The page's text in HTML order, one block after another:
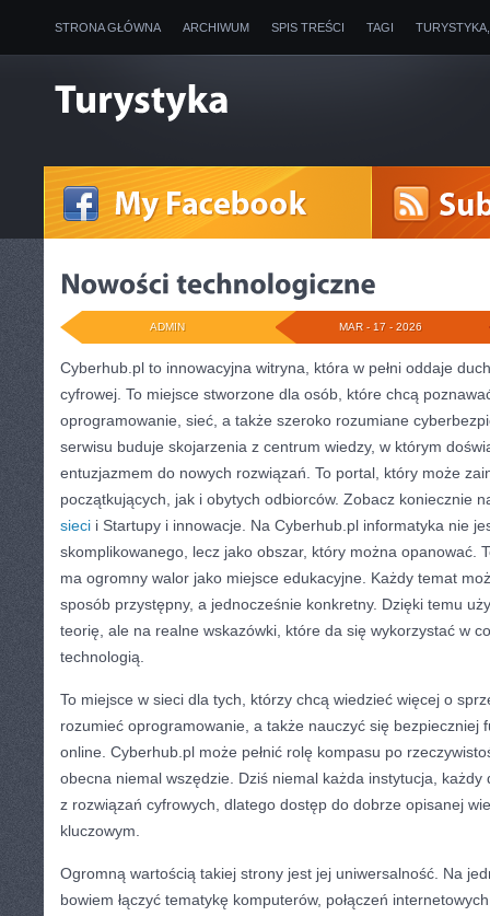
STRONA GŁÓWNA ARCHIWUM SPIS TREŚCI TAGI
MAR - 17 - 2026
ADMIN
Cyberhub.pl to innowacyjna witryna, która w pełni oddaje
cyfrowej. To miejsce stworzone dla osób, które chcą
oprogramowanie, sieć, a także szeroko rozumiane
serwisu buduje skojarzenia z centrum wiedzy, w którym
entuzjazmem do nowych rozwiązań. To portal, który może
początkujących, jak i obytych odbiorców. Zobacz koniecznie
sieci i Startupy i innowacje. Na Cyberhub.pl informatyka nie
skomplikowanego, lecz jako obszar, który można opanować.
ma ogromny walor jako miejsce edukacyjne. Każdy temat
sposób przystępny, a jednocześnie konkretny. Dzięki temu
teorię, ale na realne wskazówki, które da się wykorzystać w
technologią.
To miejsce w sieci dla tych, którzy chcą wiedzieć więcej o
rozumieć oprogramowanie, a także nauczyć się bezpieczniej
online. Cyberhub.pl może pełnić rolę kompasu po
obecna niemal wszędzie. Dziś niemal każda instytucja,
z rozwiązań cyfrowych, dlatego dostęp do dobrze opisanej
kluczowym.
Ogromną wartością takiej strony jest jej uniwersalność. Na
bowiem łączyć tematykę komputerów, połączeń